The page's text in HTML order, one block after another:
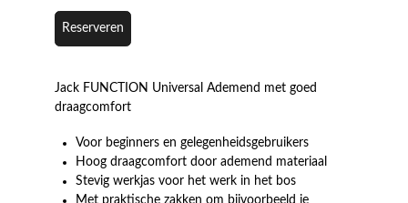
Reserveren
Jack FUNCTION Universal Ademend met goed
draagcomfort
Voor beginners en gelegenheidsgebruikers
Hoog draagcomfort door ademend materiaal
Stevig werkjas voor het werk in het bos
Met praktische zakken om bijvoorbeeld je